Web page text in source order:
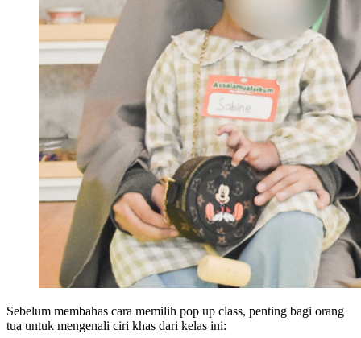
Sebelum membahas cara memilih pop up class, penting bagi orang
tua untuk mengenali ciri khas dari kelas ini: